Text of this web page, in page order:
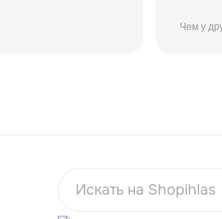
Чем у